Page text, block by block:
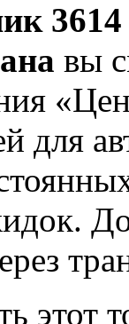
3614
вы
для
этот